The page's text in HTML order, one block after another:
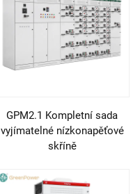
GPM2.1 Kompletní sada
vyjímatelné nízkonapěťové
skříně